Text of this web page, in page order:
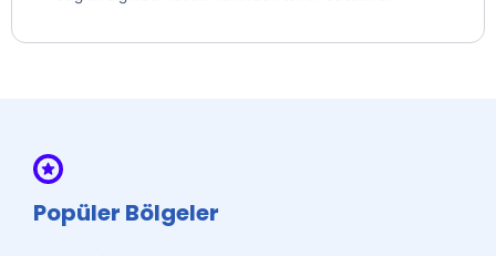
Popüler Bölgeler